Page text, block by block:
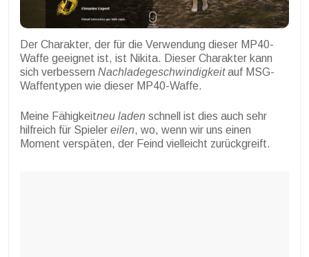
Der Charakter, der für die Verwendung dieser MP40-
Waffe geeignet ist, ist Nikita. Dieser Charakter kann
sich verbessern Nachladegeschwindigkeitauf MSG-
Waffentypen wie dieser MP40-Waffe.
Meine Fähigkeitneu laden schnell ist dies auch sehr
hilfreich für Spieler eilen, wo, wenn wir uns einen
Moment verspäten, der Feind vielleicht zurückgreift.